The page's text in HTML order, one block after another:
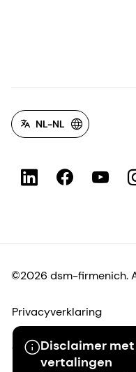
Disclaimer
vertalingen
NL-NL
©2026 dsm-firmenich.
Privacyverklaring
Gebruiksvoorwaarden